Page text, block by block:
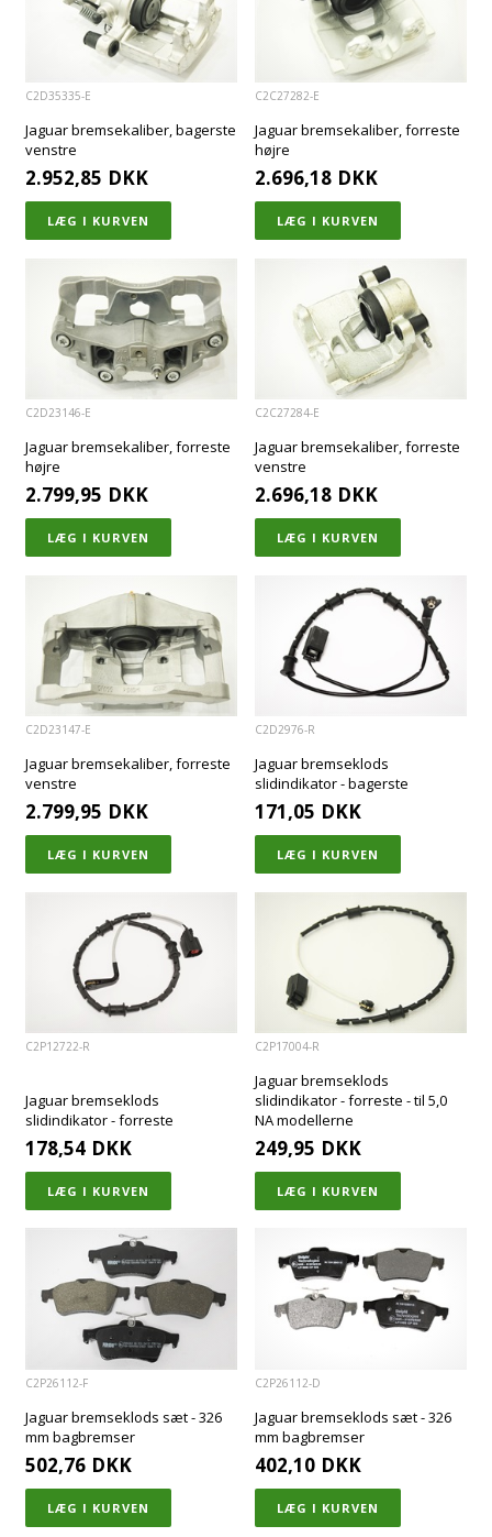
C2D35335-E
Jaguar bremsekaliber, bagerste
venstre
2.952,85 DKK
C2C27282-E
Jaguar bremsekaliber, forreste
højre
2.696,18 DKK
C2D23146-E
Jaguar bremsekaliber, forreste
højre
2.799,95 DKK
C2C27284-E
Jaguar bremsekaliber, forreste
venstre
2.696,18 DKK
C2D23147-E
Jaguar bremsekaliber, forreste
venstre
2.799,95 DKK
C2D2976-R
Jaguar bremseklods
slidindikator - bagerste
171,05 DKK
C2P12722-R
Jaguar bremseklods
slidindikator - forreste
178,54 DKK
C2P17004-R
Jaguar bremseklods
slidindikator - forreste - til 5,0
NA modellerne
249,95 DKK
C2P26112-F
Jaguar bremseklods sæt - 326
mm bagbremser
502,76 DKK
C2P26112-D
Jaguar bremseklods sæt - 326
mm bagbremser
402,10 DKK